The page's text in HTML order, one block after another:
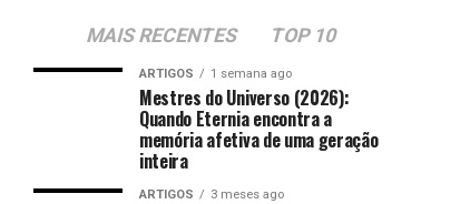
MAIS RECENTES TOP 10
ARTIGOS 1 semana ago
Mestres do Universo (2026):
Quando Eternia encontra a
memória afetiva de uma geração
inteira
ARTIGOS 3 meses ago